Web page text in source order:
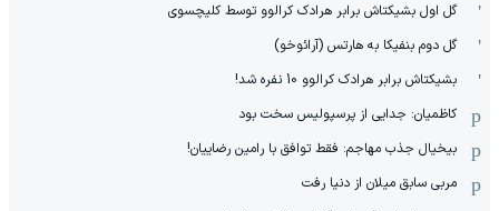
گل اول بشیکتاش برابر هرادک کرالوو توسط کلیچسوی
گل دوم بنفیکا به هارتس (آرائوخو)
بشیکتاش برابر هرادک کرالوو 10 نفره شد!
کاظمیان: جدایی از پرسپولیس سخت بود
بیخیال جذب مهاجم: فقط توافق با رامین رضاییان!
مربی سابق میلان از دنیا رفت